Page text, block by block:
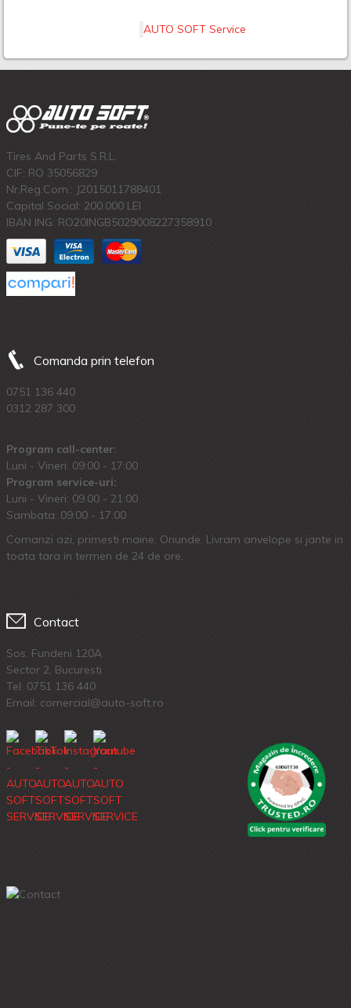
AUTO SOFT Service
Tires And Parts S.R.L.
CIF: RO 35056829
Nr.Reg.Com.: J2015011788401
Capital Social: 200.000 LEI
IBAN ING: RO20INGB5029008227358910
Comanda prin telefon
0751 136 440
0312 287 300
Program call-center:
Luni - Vineri: 09:00 - 17:00
Program service-uri:
Luni - Vineri: 09.00 - 21:00
Sambata: 09:00 - 17:00
Comanzi azi, primesti maine. Oriunde. Livram anvelope si jante in
toata tara in termen de 24 de ore.
Contact
Sos. Fundeni 120A
Sector 2, Bucuresti
Tel: 0751 136 440
Email: comercial@auto-soft.ro